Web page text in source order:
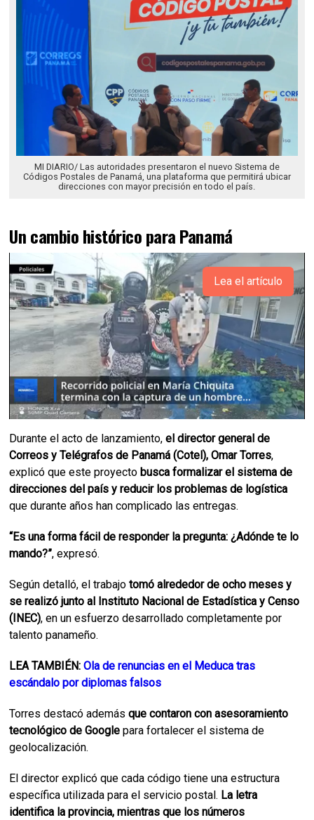
MI DIARIO/ Las autoridades presentaron el nuevo Sistema de
Códigos Postales de Panamá, una plataforma que permitirá ubicar
direcciones con mayor precisión en todo el país.
Un cambio histórico para Panamá
Lea el artículo
Durante el acto de lanzamiento,el director general de
Correos y Telégrafos de Panamá (Cotel), Omar Torres,
explicó que este proyecto busca formalizar el sistema de
direcciones del país y reducir los problemas de logística
que durante años han complicado las entregas.
“Es una forma fácil de responder la pregunta: ¿Adónde te lo
mando?”, expresó.
Según detalló, el trabajo tomó alrededor de ocho meses y
se realizó junto al Instituto Nacional de Estadística y Censo
(INEC), en un esfuerzo desarrollado completamente por
talento panameño.
LEA TAMBIÉN:Ola de renuncias en el Meduca tras
escándalo por diplomas falsos
Torres destacó ademásque contaron con asesoramiento
tecnológico de Google para fortalecer el sistema de
geolocalización.
El director explicó que cada código tiene una estructura
específica utilizada para el servicio postal. La letra
identifica la provincia, mientras que los números